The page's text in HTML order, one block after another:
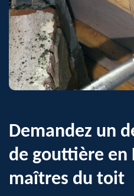
Demandez un
de gouttière en
maîtres du toit